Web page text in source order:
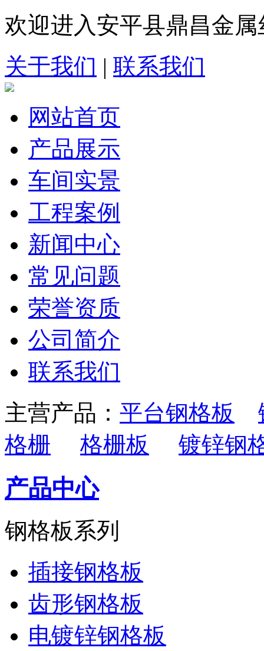
欢迎进入安平县鼎昌金
关于我们 | 联系我们
网站首页
产品展示
车间实景
工程案例
新闻中心
常见问题
荣誉资质
公司简介
联系我们
主营产品： 平台钢格板
格栅
格栅板 镀锌钢
产品中心
钢格板系列
插接钢格板
齿形钢格板
电镀锌钢格板